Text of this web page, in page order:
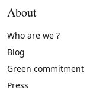
About
Who are we ?
Blog
Green commitment
Press